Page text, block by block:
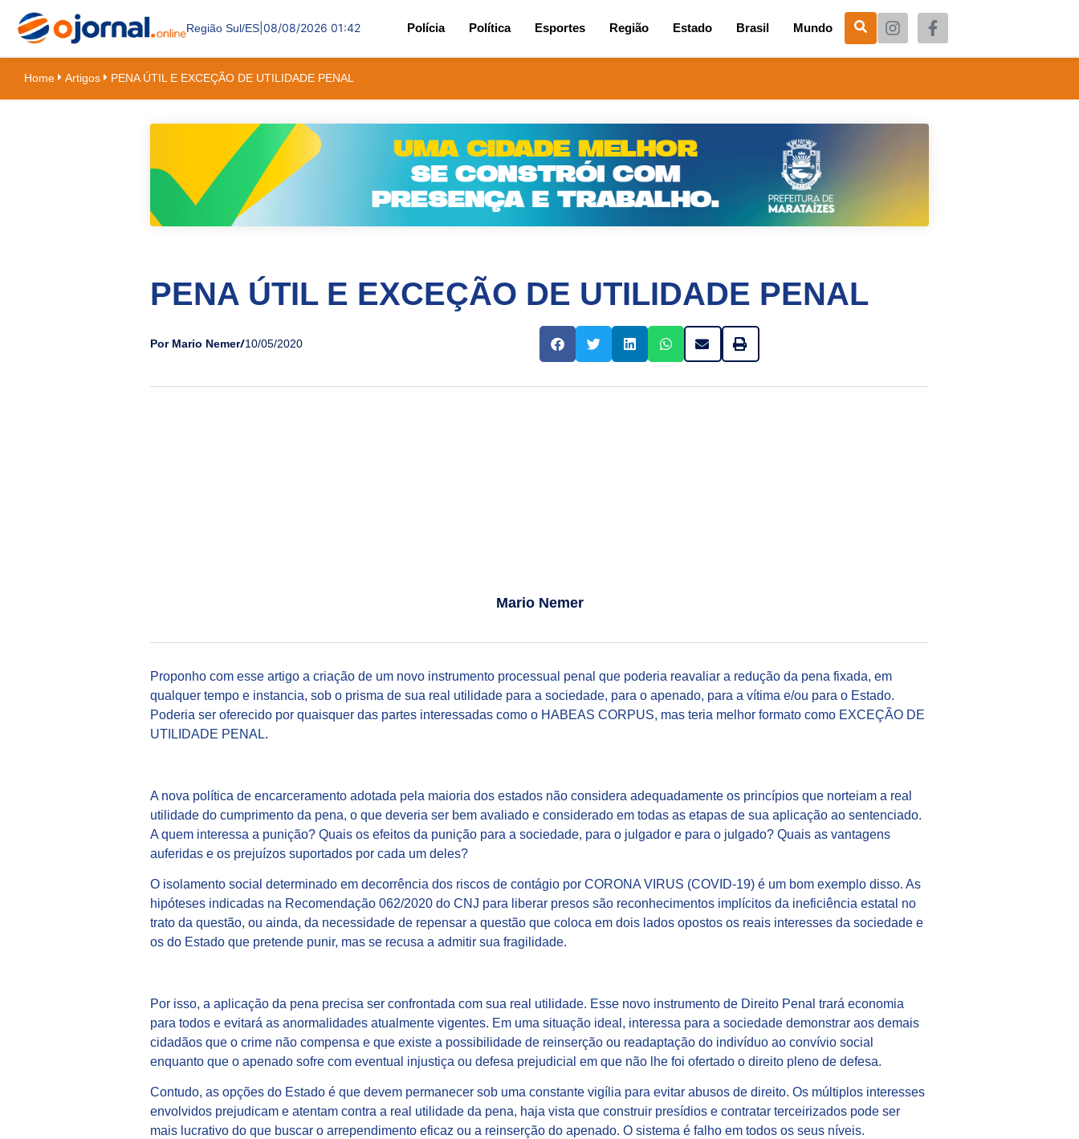
Região Sul/ES 08/08/2026 01:42 Polícia Política Esportes Região Estado Brasil Mundo
Home Artigos PENA ÚTIL E EXCEÇÃO DE UTILIDADE PENAL
PENA ÚTIL E EXCEÇÃO DE UTILIDADE PENAL
Por Mario Nemer/10/05/2020
Mario Nemer
Proponho com esse artigo a criação de um novo instrumento processual penal que poderia reavaliar a redução da pena fixada, em
qualquer tempo e instancia, sob o prisma de sua real utilidade para a sociedade, para o apenado, para a vítima e/ou para o Estado.
Poderia ser oferecido por quaisquer das partes interessadas como o HABEAS CORPUS, mas teria melhor formato como EXCEÇÃO DE
UTILIDADE PENAL.
A nova política de encarceramento adotada pela maioria dos estados não considera adequadamente os princípios que norteiam a real
utilidade do cumprimento da pena, o que deveria ser bem avaliado e considerado em todas as etapas de sua aplicação ao sentenciado.
A quem interessa a punição? Quais os efeitos da punição para a sociedade, para o julgador e para o julgado? Quais as vantagens
auferidas e os prejuízos suportados por cada um deles?
O isolamento social determinado em decorrência dos riscos de contágio por CORONA VIRUS (COVID-19) é um bom exemplo disso. As
hipóteses indicadas na Recomendação 062/2020 do CNJ para liberar presos são reconhecimentos implícitos da ineficiência estatal no
trato da questão, ou ainda, da necessidade de repensar a questão que coloca em dois lados opostos os reais interesses da sociedade e
os do Estado que pretende punir, mas se recusa a admitir sua fragilidade.
Por isso, a aplicação da pena precisa ser confrontada com sua real utilidade. Esse novo instrumento de Direito Penal trará economia
para todos e evitará as anormalidades atualmente vigentes. Em uma situação ideal, interessa para a sociedade demonstrar aos demais
cidadãos que o crime não compensa e que existe a possibilidade de reinserção ou readaptação do indivíduo ao convívio social
enquanto que o apenado sofre com eventual injustiça ou defesa prejudicial em que não lhe foi ofertado o direito pleno de defesa.
Contudo, as opções do Estado é que devem permanecer sob uma constante vigília para evitar abusos de direito. Os múltiplos interesses
envolvidos prejudicam e atentam contra a real utilidade da pena, haja vista que construir presídios e contratar terceirizados pode ser
mais lucrativo do que buscar o arrependimento eficaz ou a reinserção do apenado. O sistema é falho em todos os seus níveis.